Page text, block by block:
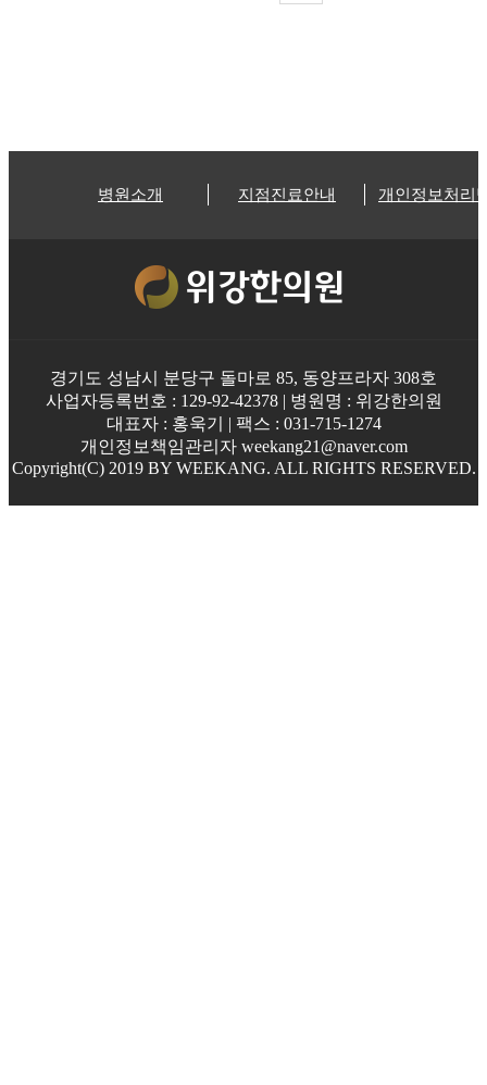
병원소개 지점진료안내 개인정보처리
경기도 성남시 분당구 돌마로 85, 동양프라자 308호
사업자등록번호 : 129-92-42378 | 병원명 : 위강한의원
대표자 : 홍욱기 | 팩스 : 031-715-1274
개인정보책임관리자 weekang21@naver.com
Copyright(C) 2019 BY WEEKANG. ALL RIGHTS RESERVED.